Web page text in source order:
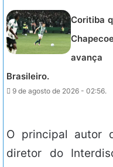
Coritiba
Brasileiro.
9 de agosto de 2026 - 02:56.
O principal autor
diretor do